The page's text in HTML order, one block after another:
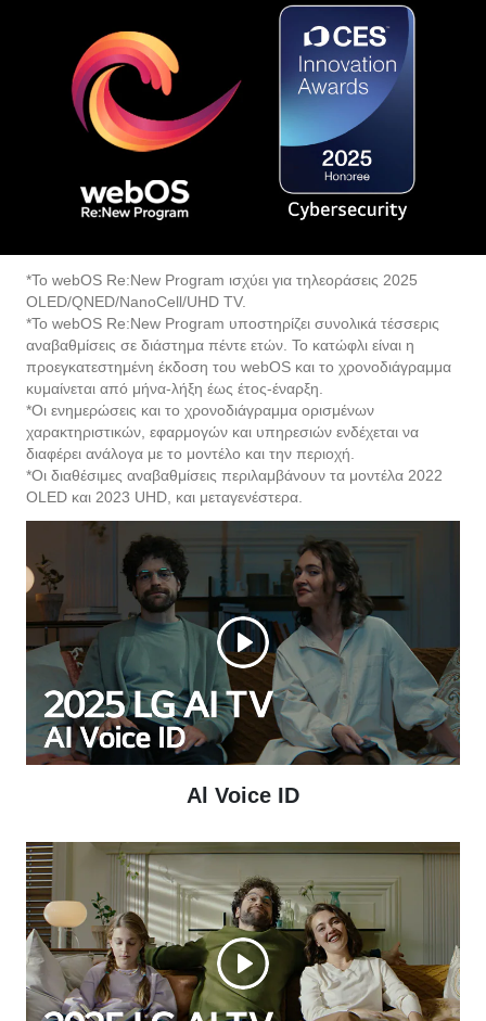
OLED/QNED/NanoCell/UHD TV.
*Το webOS Re:New Program υποστηρίζει συνολικά τέσσερις
αναβαθμίσεις σε διάστημα πέντε ετών. Το κατώφλι είναι η
προεγκατεστημένη έκδοση του webOS και το χρονοδιάγραμμα
κυμαίνεται από μήνα-λήξη έως έτος-έναρξη.
*Οι ενημερώσεις και το χρονοδιάγραμμα ορισμένων
χαρακτηριστικών, εφαρμογών και υπηρεσιών ενδέχεται να
διαφέρει ανάλογα με το μοντέλο και την περιοχή.
*Οι διαθέσιμες αναβαθμίσεις περιλαμβάνουν τα μοντέλα 2022
OLED και 2023 UHD, και μεταγενέστερα.
Al Voice ID